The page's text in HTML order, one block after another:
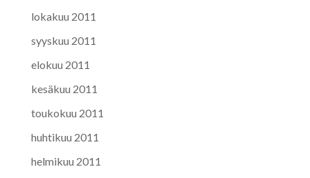
lokakuu 2011
syyskuu 2011
elokuu 2011
kesäkuu 2011
toukokuu 2011
huhtikuu 2011
helmikuu 2011